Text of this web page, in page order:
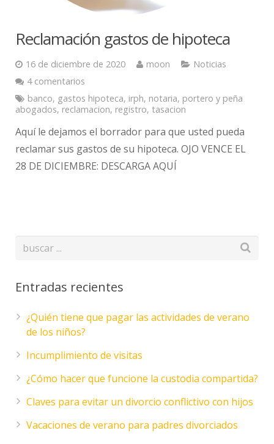
Reclamación gastos de hipoteca
16 de diciembre de 2020 moon
Noticias
4 comentarios
banco, gastos hipoteca, irph, notaria, portero y peña
abogados, reclamacion, registro, tasacion
Aquí le dejamos el borrador para que usted pueda
reclamar sus gastos de su hipoteca. OJO VENCE EL
28 DE DICIEMBRE: DESCARGA AQUÍ
Entradas recientes
¿Quién tiene que pagar las actividades de verano
de los niños?
Incumplimiento de visitas
¿Cómo hacer que funcione la custodia compartida?
Claves para evitar un divorcio conflictivo con hijos
Vacaciones de verano para padres divorciados